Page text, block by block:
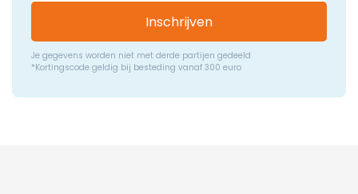
Inschrijven
Je gegevens worden niet met derde partijen gedeeld
*Kortingscode geldig bij besteding vanaf 300 euro